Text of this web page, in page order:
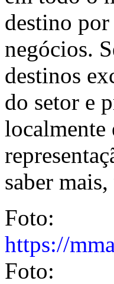
destino por
negócios.
destinos
do setor e
localmente
saber
Foto:
https://
Foto: